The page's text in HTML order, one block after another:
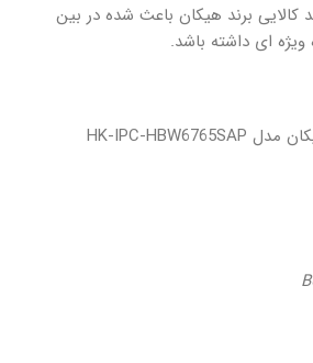
برند هیکان باعث شده در بین
ای داشته باشد.